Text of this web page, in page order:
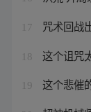
17 咒术回战
18 这个诅咒
19 这个悲催